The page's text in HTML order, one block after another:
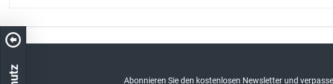
Abonnieren Sie den kostenlosen Newsletter und